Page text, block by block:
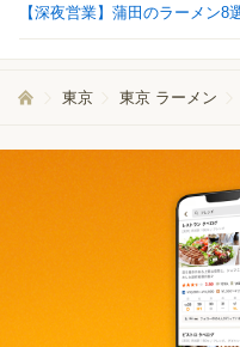
【深夜営業】蒲田のラーメン
東京 東京 ラーメン